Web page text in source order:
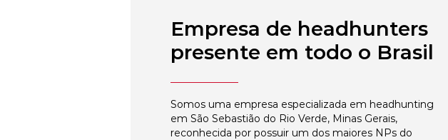
Empresa de headhunters
presente em todo o Brasil
Somos uma empresa especializada em headhunting
em São Sebastião do Rio Verde, Minas Gerais,
reconhecida por possuir um dos maiores NPs do